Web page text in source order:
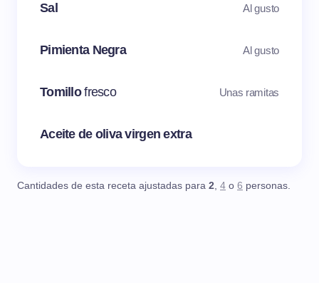
Sal Al gusto
Pimienta Negra Al gusto
Tomillofresco Unas ramitas
Aceite de oliva virgen extra
Cantidades de esta receta ajustadas para 2, 4 o 6 personas.